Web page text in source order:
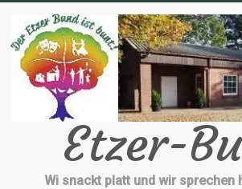
Inhalt
springen
Etzer-
Wi snackt platt und wir sprechen